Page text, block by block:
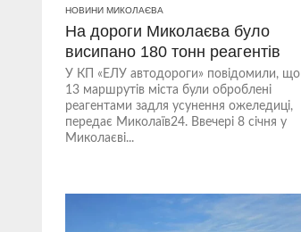
НОВИНИ МИКОЛАЄВА
На дороги Миколаєва було
висипано 180 тонн реагентів
У КП «ЕЛУ автодороги» повідомили, що
13 маршрутів міста були оброблені
реагентами задля усунення ожеледиці,
передає Миколаїв24. Ввечері 8 січня у
Миколаєві...